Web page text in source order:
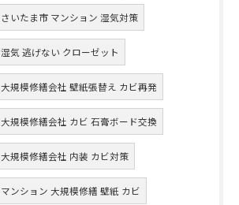
さいたま市 マンション 湿気対策
湿気 逃げない クローゼット
大規模修繕会社 壁紙張替え カビ再発
大規模修繕会社 カビ 石膏ボード交換
大規模修繕会社 内装 カビ対策
マンション 大規模修繕 壁紙 カビ